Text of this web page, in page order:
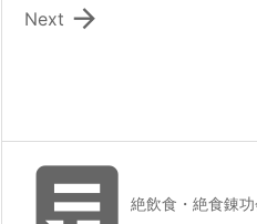

Next
絶飲食・絶食錬